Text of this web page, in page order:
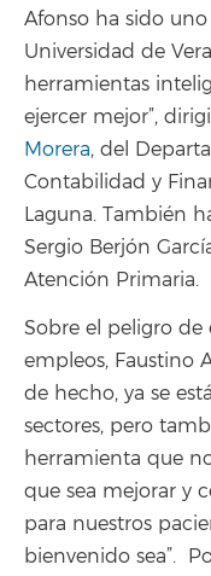
Afonso ha sido
Universidad de
herramientas
ejercer mejor”,
Morera, del
Contabilidad y
Laguna. También
Sergio Berjón
Atención Primaria.
Sobre el peligro
empleos, Faustino
de hecho, ya se
sectores, pero
herramienta que
que sea mejorar y
para nuestros
bienvenido sea”.